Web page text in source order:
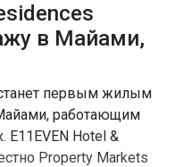
в Майами,
станет первым жилым
работающим
E11EVEN Hotel &
Property Markets